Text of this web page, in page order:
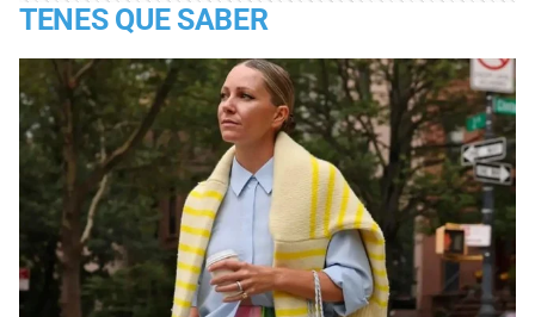
TENES QUE SABER